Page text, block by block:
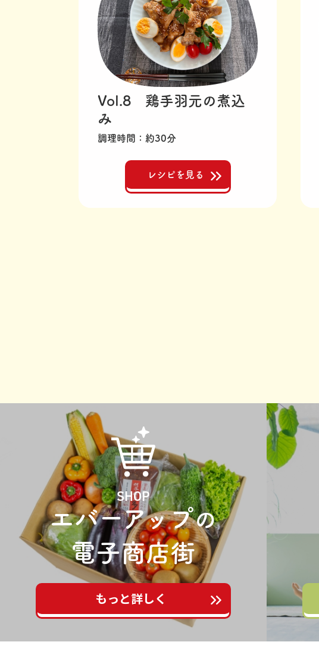
Vol.8 鶏手羽元の煮込
み
調理時間 約30分
レシピを見る
SHOP
エバーアップの
電子商店街
もっと詳しく